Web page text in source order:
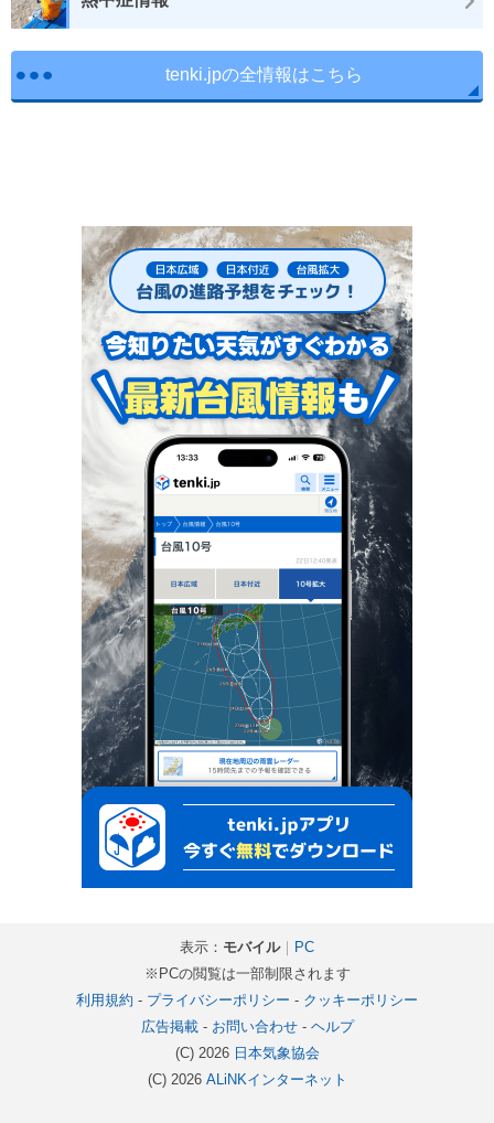
tenki.jpの全情報はこちら
表示： モバイル｜ PC
※PCの閲覧は一部制限されます
利用規約 - プライバシーポリシー - クッキーポリシー
広告掲載- お問い合わせ- ヘルプ
(C) 2026 日本気象協会
(C) 2026 ALiNKインターネット